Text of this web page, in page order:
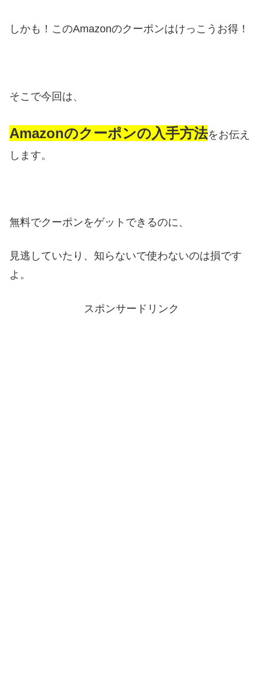
しかも！このAmazonのクーポンはけっこうお得！
そこで今回は、
Amazonのクーポンの入手方法をお伝え
します。
無料でクーポンをゲットできるのに、
見逃していたり、知らないで使わないのは損です
よ。
スポンサードリンク